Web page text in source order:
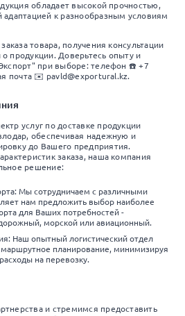
обладает высокой прочностью,
адаптацией к разнообразным условиям
товара, получения консультации
продукции. Доверьтесь опыту и
при выборе: телефон ☎️ +7
почта ✉️ pavld@exportural.kz.
услуг по доставке продукции
обеспечивая надежную и
до Вашего предприятия.
заказа, наша компания
решение:
Мы сотрудничаем с различными
нам предложить выбор наиболее
для Ваших потребностей -
морской или авиационный.
Наш опытный логистический отдел
маршрутное планирование, минимизируя
на перевозку.
и стремимся предоставить